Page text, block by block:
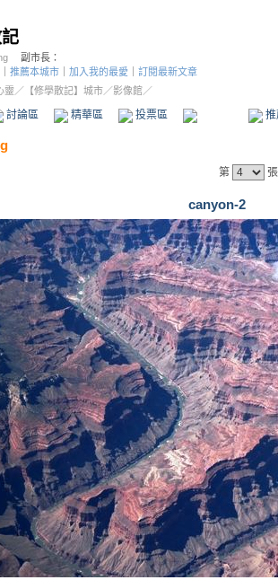
副市長：
推薦本城市 加入我的最愛
訂閱最新文章
靈 ／ 【修學散記】城市／影像館／
討論區 精華區 投票區 影像館
第
canyon-2